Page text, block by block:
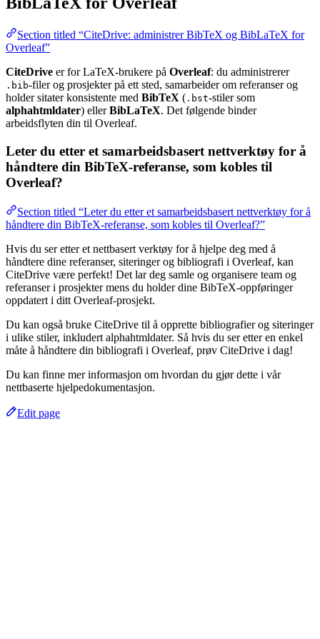
Section titled “CiteDrive: administrer BibTeX og BibLaTeX for
Overleaf”
CiteDrive er for LaTeX-brukere på Overleaf: du administrerer
.bib-filer og prosjekter på ett sted, samarbeider om referanser og
holder sitater konsistente med BibTeX ( .bst-stiler som
alphahtmldater) ellerBibLaTeX. Det følgende binder
arbeidsflyten din til Overleaf.
Leter du etter et samarbeidsbasert nettverktøy for å
håndtere din BibTeX-referanse, som kobles til
Overleaf?
Section titled “Leter du etter et samarbeidsbasert nettverktøy for å
håndtere din BibTeX-referanse, som kobles til Overleaf?”
Hvis du ser etter et nettbasert verktøy for å hjelpe deg med å
håndtere dine referanser, siteringer og bibliografi i Overleaf, kan
CiteDrive være perfekt! Det lar deg samle og organisere team og
referanser i prosjekter mens du holder dine BibTeX-oppføringer
oppdatert i ditt Overleaf-prosjekt.
Du kan også bruke CiteDrive til å opprette bibliografier og siteringer
i ulike stiler, inkludert alphahtmldater. Så hvis du ser etter en enkel
måte å håndtere din bibliografi i Overleaf, prøv CiteDrive i dag!
Du kan finne mer informasjon om hvordan du gjør dette i vår
nettbaserte hjelpedokumentasjon.
Edit page